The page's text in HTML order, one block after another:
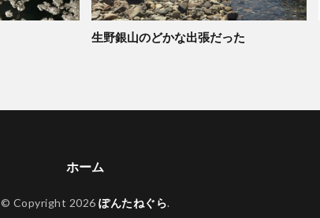
生野銀山のどかな出張だった
ホーム
© Copyright 2026 ぽんたねぐら.